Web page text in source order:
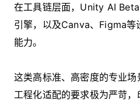
在工具链层面，Unity AI
引擎，以及Canva、Figma等
能力。
这类高标准、高密度的专业
工程化适配的要求极为严苛